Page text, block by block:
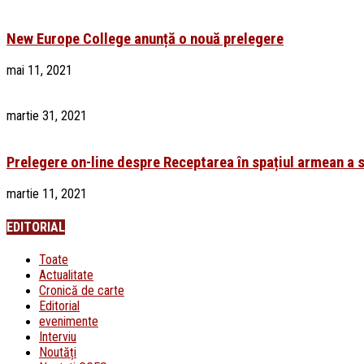
New Europe College anunță o nouă prelegere
mai 11, 2021
martie 31, 2021
Prelegere on-line despre Receptarea în spațiul armean
martie 11, 2021
EDITORIAL
Toate
Actualitate
Cronică de carte
Editorial
evenimente
Interviu
Noutăți